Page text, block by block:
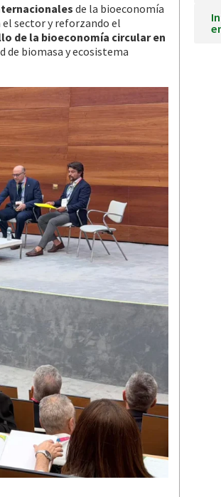
de la bioeconomía
sector y reforzando el
de la bioeconomía circular en
de biomasa y ecosistema